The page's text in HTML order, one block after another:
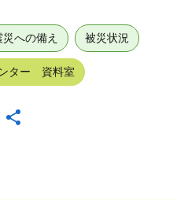
災への備え 被災状況
ター 資料室